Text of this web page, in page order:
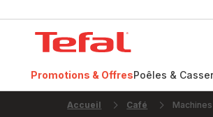
Promotions & OffresPoêles &
Accueil Café